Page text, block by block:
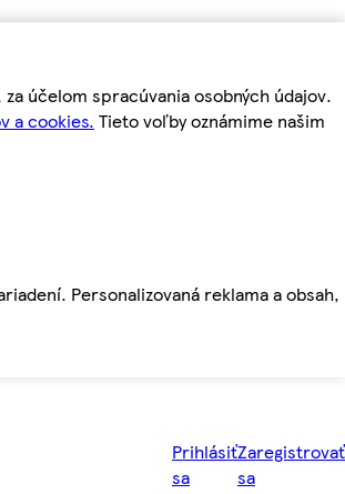
účelom spracúvania osobných údajov.
a cookies. Tieto voľby oznámime našim
Personalizovaná reklama a obsah,
Prihlásiť
sa
Zaregistrovať
sa